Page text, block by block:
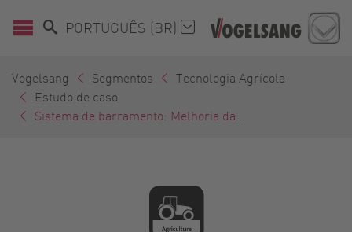
PORTUGUÊS (BR)
Vogelsang Segmentos
Tecnologia Agrícola
Estudo de caso
Sistema de barramento: Melhoria da...